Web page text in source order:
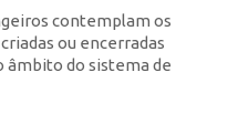
contemplam os
ou encerradas
âmbito do sistema de